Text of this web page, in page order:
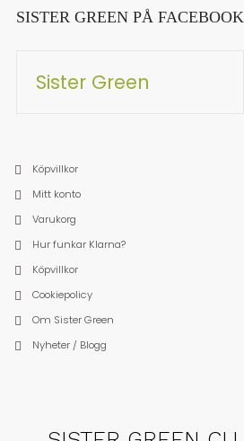
SISTER GREEN PÅ FACEBOOK
Sister Green
Köpvillkor
Mitt konto
Varukorg
Hur funkar Klarna?
Köpvillkor
Cookiepolicy
Om Sister Green
Nyheter / Blogg